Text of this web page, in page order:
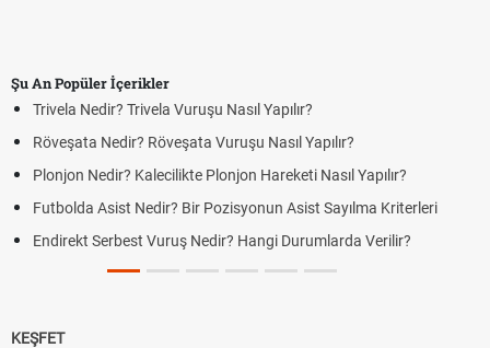
Şu An Popüler İçerikler
Trivela Nedir? Trivela Vuruşu Nasıl Yapılır?
Röveşata Nedir? Röveşata Vuruşu Nasıl Yapılır?
Plonjon Nedir? Kalecilikte Plonjon Hareketi Nasıl Yapılır?
Futbolda Asist Nedir? Bir Pozisyonun Asist Sayılma Kriterleri
Endirekt Serbest Vuruş Nedir? Hangi Durumlarda Verilir?
KEŞFET